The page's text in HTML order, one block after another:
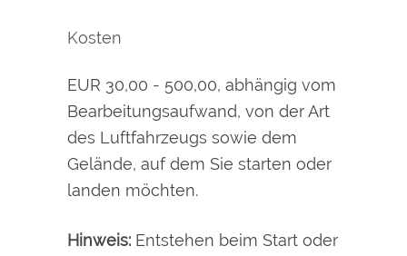
Kosten
EUR 30,00 - 500,00, abhängig vom
Bearbeitungsaufwand, von der Art
des Luftfahrzeugs sowie dem
Gelände, auf dem Sie starten oder
landen möchten.
Hinweis: Entstehen beim Start oder